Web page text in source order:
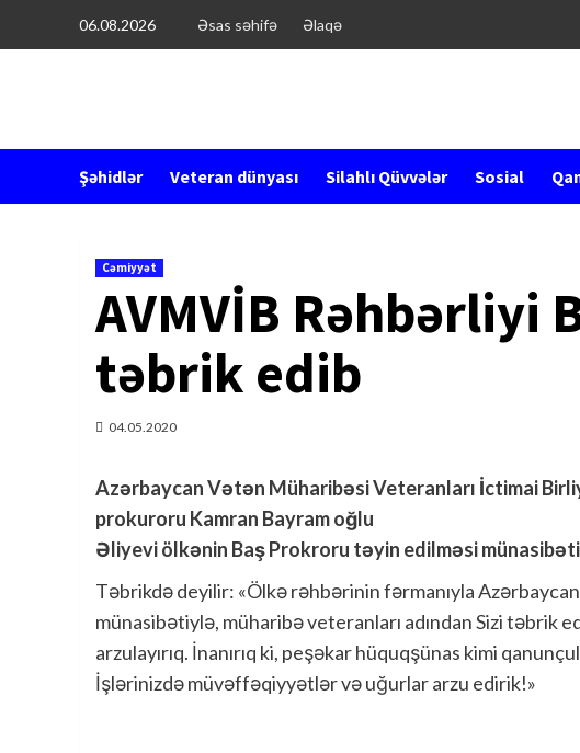
06.08.2026 Əsas səhifə Əlaqə
Şəhidlər Veteran dünyası Silahlı Qüvvələr Sosial
Cəmiyyət
AVMVİB Rəhbərliyi
təbrik edib
04.05.2020
Azərbaycan Vətən Müharibəsi Veteranları İctimai
prokuroru Kamran Bayram oğlu
Əliyevi ölkənin Baş Prokroru təyin edilməsi
Təbrikdə deyilir: «Ölkə rəhbərinin fərmanıyla
münasibətiylə, müharibə veteranları adından Sizi təbrik
arzulayırıq. İnanırıq ki, peşəkar hüquqşünas kimi
İşlərinizdə müvəffəqiyyətlər və uğurlar arzu edirik!»